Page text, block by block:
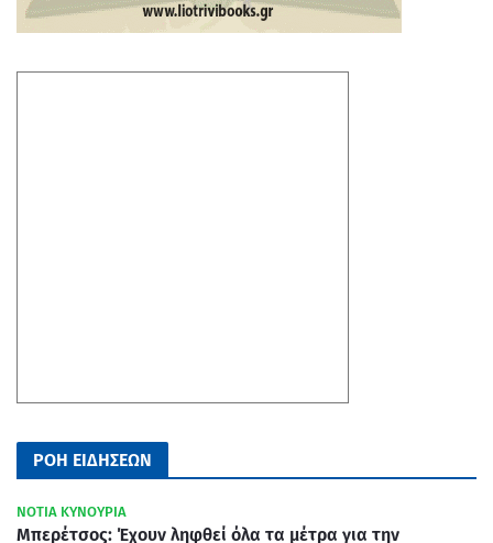
ΡΟΗ ΕΙΔΗΣΕΩΝ
ΝΟΤΙΑ ΚΥΝΟΥΡΙΑ
Μπερέτσος: Έχουν ληφθεί όλα τα μέτρα για την